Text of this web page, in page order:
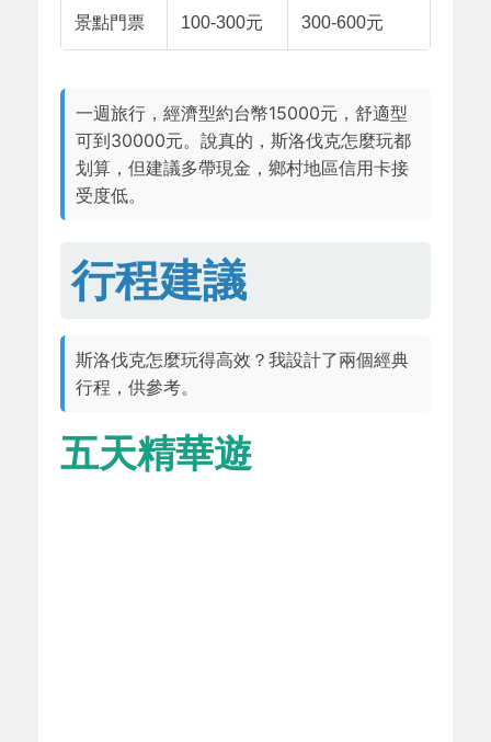
景點門票 100-300元 300-600元
一週旅行，經濟型約台幣15000元，舒適型
可到30000元。說真的，斯洛伐克怎麼玩都
划算，但建議多帶現金，鄉村地區信用卡接
受度低。
行程建議
斯洛伐克怎麼玩得高效？我設計了兩個經典
行程，供參考。
五天精華遊